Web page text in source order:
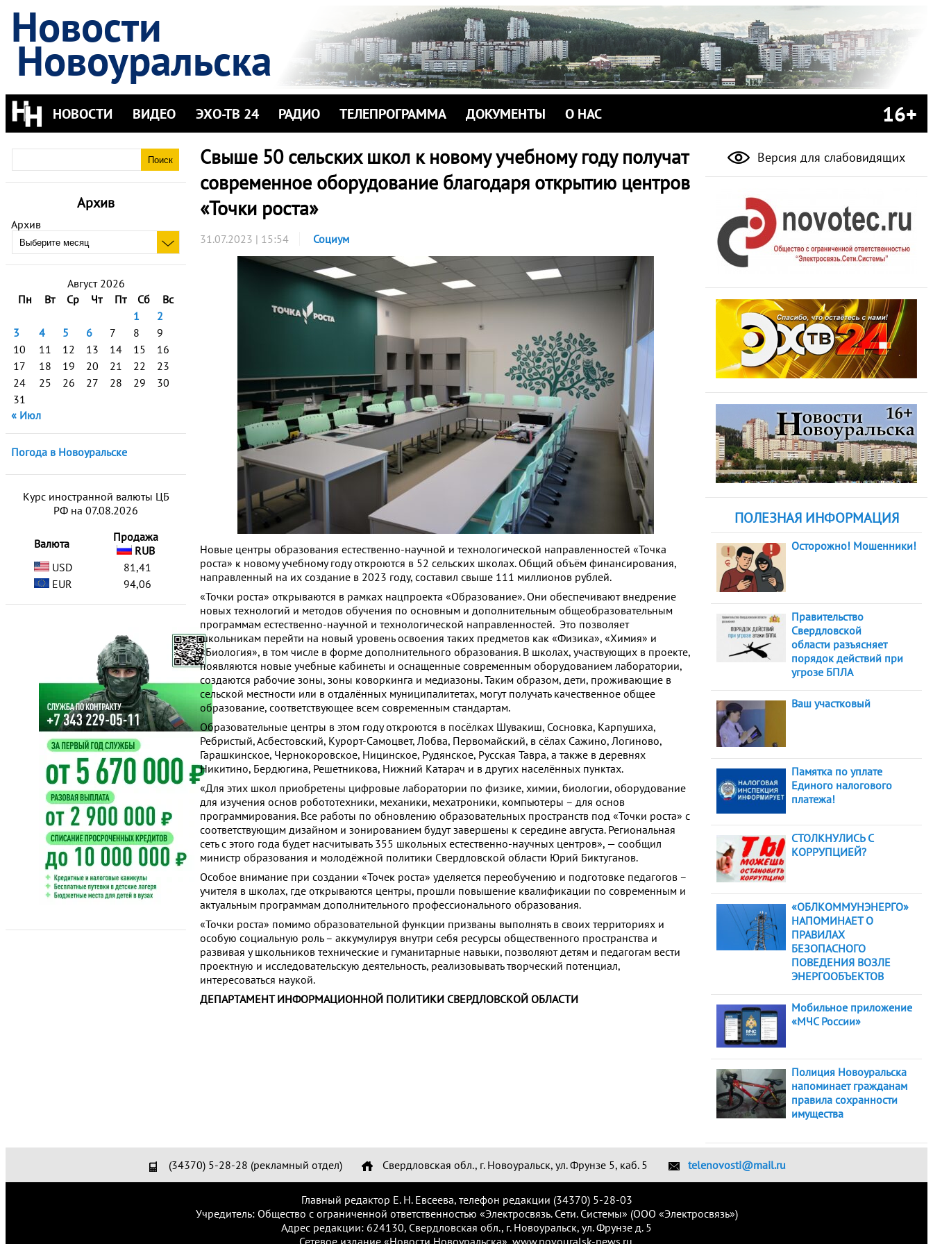
Новости
Новоуральска
НОВОСТИ ВИДЕО ЭХО-ТВ 24 РАДИО ТЕЛЕПРОГРАММА ДОКУМЕНТЫ О НАС 16+
Архив
Архив
Август 2026
Пн
Вт Ср Чт Пт Сб
Вс
1
2
3
4 5 6 7 8
9
10
11 12 13 14 15
16
17
18 19 20 21 22
23
24
25 26 27 28 29
30
31
« Июл
Погода в Новоуральске
Курс иностранной валюты ЦБ
РФ на 07.08.2026
Валюта
Продажа
RUB
USD
81,41
EUR
94,06
Свыше 50 сельских школ к новому учебному году получат
современное оборудование благодаря открытию центров
«Точки роста»
31.07.2023 | 15:54 Социум
Новые центры образования естественно-научной и технологической направленностей «Точка
роста» к новому учебному году откроются в 52 сельских школах. Общий объём финансирования,
направленный на их создание в 2023 году, составил свыше 111 миллионов рублей.
«Точки роста» открываются в рамках нацпроекта «Образование». Они обеспечивают внедрение
новых технологий и методов обучения по основным и дополнительным общеобразовательным
программам естественно-научной и технологической направленностей. Это позволяет
школьникам перейти на новый уровень освоения таких предметов как «Физика», «Химия» и
«Биология», в том числе в форме дополнительного образования. В школах, участвующих в проекте,
появляются новые учебные кабинеты и оснащенные современным оборудованием лаборатории,
создаются рабочие зоны, зоны коворкинга и медиазоны. Таким образом, дети, проживающие в
сельской местности или в отдалённых муниципалитетах, могут получать качественное общее
образование, соответствующее всем современным стандартам.
Образовательные центры в этом году откроются в посёлках Шувакиш, Сосновка, Карпушиха,
Ребристый, Асбестовский, Курорт-Самоцвет, Лобва, Первомайский, в сёлах Сажино, Логиново,
Гарашкинское, Чернокоровское, Ницинское, Рудянское, Русская Тавра, а также в деревнях
Никитино, Бердюгина, Решетникова, Нижний Катарач и в других населённых пунктах.
«Для этих школ приобретены цифровые лаборатории по физике, химии, биологии, оборудование
для изучения основ робототехники, механики, мехатроники, компьютеры – для основ
программирования. Все работы по обновлению образовательных пространств под «Точки роста» с
соответствующим дизайном и зонированием будут завершены к середине августа. Региональная
сеть с этого года будет насчитывать 355 школьных естественно-научных центров», — сообщил
министр образования и молодёжной политики Свердловской области Юрий Биктуганов.
Особое внимание при создании «Точек роста» уделяется переобучению и подготовке педагогов –
учителя в школах, где открываются центры, прошли повышение квалификации по современным и
актуальным программам дополнительного профессионального образования.
«Точки роста» помимо образовательной функции призваны выполнять в своих территориях и
особую социальную роль – аккумулируя внутри себя ресурсы общественного пространства и
развивая у школьников технические и гуманитарные навыки, позволяют детям и педагогам вести
проектную и исследовательскую деятельность, реализовывать творческий потенциал,
интересоваться наукой.
ДЕПАРТАМЕНТ ИНФОРМАЦИОННОЙ ПОЛИТИКИ СВЕРДЛОВСКОЙ ОБЛАСТИ
Версия для слабовидящих
ПОЛЕЗНАЯ ИНФОРМАЦИЯ
Осторожно! Мошенники!
Правительство
Свердловской
области разъясняет
порядок действий при
угрозе БПЛА
Ваш участковый
Памятка по уплате
Единого налогового
платежа!
СТОЛКНУЛИСЬ С
КОРРУПЦИЕЙ?
«ОБЛКОММУНЭНЕРГО»
НАПОМИНАЕТ О
ПРАВИЛАХ
БЕЗОПАСНОГО
ПОВЕДЕНИЯ ВОЗЛЕ
ЭНЕРГООБЪЕКТОВ
Мобильное приложение
«МЧС России»
Полиция Новоуральска
напоминает гражданам
правила сохранности
имущества
(34370) 5-28-28 (рекламный отдел) Свердловская обл., г. Новоуральск, ул. Фрунзе 5, каб. 5 telenovosti@mail.ru
Главный редактор Е. Н. Евсеева, телефон редакции (34370) 5-28-03
Учредитель: Общество с ограниченной ответственностью «Электросвязь. Сети. Системы» (ООО «Электросвязь»)
Адрес редакции: 624130, Свердловская обл., г. Новоуральск, ул. Фрунзе д. 5